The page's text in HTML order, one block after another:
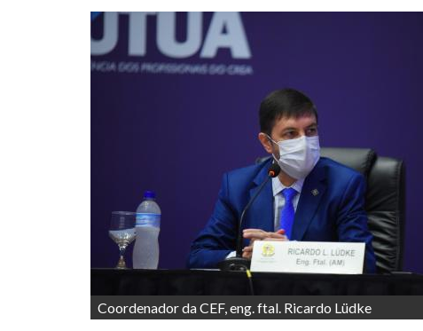
Coordenador da CEF, eng. ftal. Ricardo Lüdke